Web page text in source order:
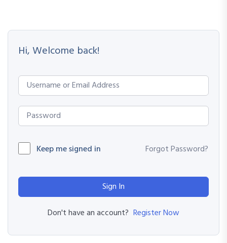
Hi, Welcome back!
Keep me signed in Forgot Password?
Sign In
Don't have an account? Register Now